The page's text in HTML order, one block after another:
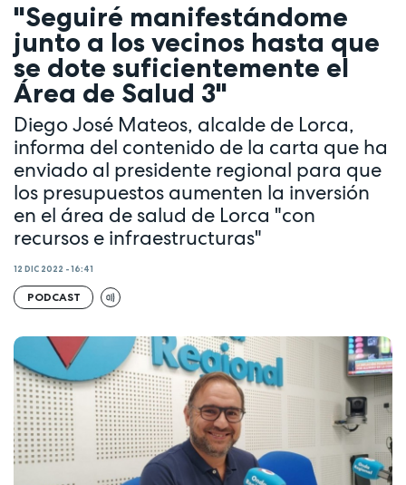
"Seguiré manifestándome
junto a los vecinos hasta que
se dote suficientemente el
Área de Salud 3"
Diego José Mateos, alcalde de Lorca,
informa del contenido de la carta que ha
enviado al presidente regional para que
los presupuestos aumenten la inversión
en el área de salud de Lorca "con
recursos e infraestructuras"
12 DIC 2022 - 16:41
PODCAST